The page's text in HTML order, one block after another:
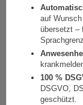
auf
übersetzt –
100 %
DSGVO,
geschützt.